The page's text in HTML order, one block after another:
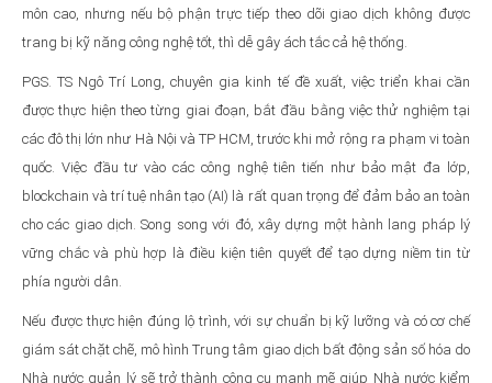
môn cao, nhưng nếu bộ phận trực tiếp theo dõi giao dịch không được
trang bị kỹ năng công nghệ tốt, thì dễ gây ách tắc cả hệ thống.
PGS. TS Ngô Trí Long, chuyên gia kinh tế đề xuất, việc triển khai cần
được thực hiện theo từng giai đoạn, bắt đầu bằng việc thử nghiệm tại
các đô thị lớn như Hà Nội và TP HCM, trước khi mở rộng ra phạm vi toàn
quốc. Việc đầu tư vào các công nghệ tiên tiến như bảo mật đa lớp,
blockchain và trí tuệ nhân tạo (AI) là rất quan trọng để đảm bảo an toàn
cho các giao dịch. Song song với đó, xây dựng một hành lang pháp lý
vững chắc và phù hợp là điều kiện tiên quyết để tạo dựng niềm tin từ
phía người dân.
Nếu được thực hiện đúng lộ trình, với sự chuẩn bị kỹ lưỡng và có cơ chế
giám sát chặt chẽ, mô hình Trung tâm giao dịch bất động sản số hóa do
Nhà nước quản lý sẽ trở thành công cụ mạnh mẽ giúp Nhà nước kiểm